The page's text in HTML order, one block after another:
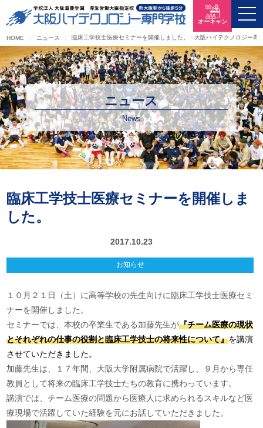
HOME ニュース 臨床工学技士医療セミナーを開催しました。 - 大阪ハイテクノロジー専
オーキャン
ニュース
News
臨床工学技士医療セミナーを開催しま
した。
2017.10.23
お知らせ
１０月２１日（土）に高等学校の先生向けに臨床工学技士医療セミ
ナーを開催しました。
セミナーでは、本校の卒業生である加藤先生が『チーム医療の現状
とそれぞれの仕事の役割と臨床工学技士の将来性について』を講演
させていただきました。
加藤先生は、１７年間、大阪大学附属病院で活躍し、９月から専任
教員として将来の臨床工学技士たちの教育に携わっています。
講演では、チーム医療の問題から医療人に求められるスキルなど医
療現場で活躍していた経験を元にお話していただきました。